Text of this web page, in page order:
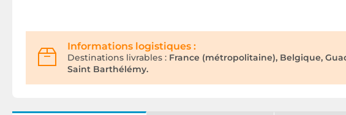
Informations logistiques :
Destinations livrables : France (métropolitaine), Belgique,
Saint Barthélémy.